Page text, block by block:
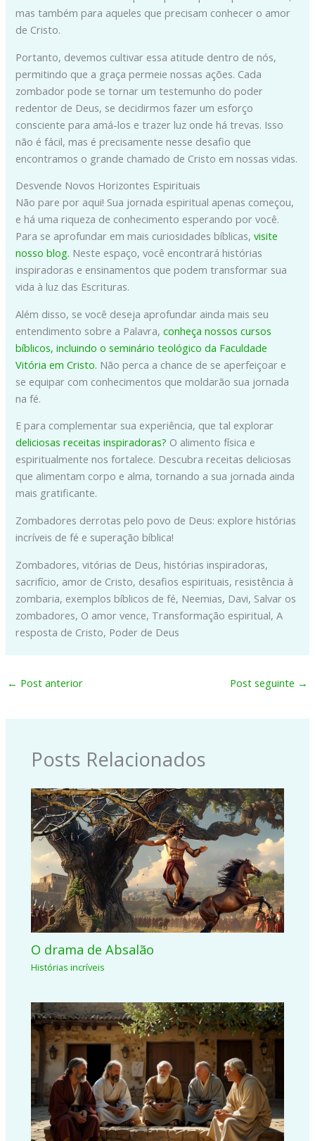
mas também para aqueles que precisam conhecer o amor
de Cristo.
Portanto, devemos cultivar essa atitude dentro de nós,
permitindo que a graça permeie nossas ações. Cada
zombador pode se tornar um testemunho do poder
redentor de Deus, se decidirmos fazer um esforço
consciente para amá-los e trazer luz onde há trevas. Isso
não é fácil, mas é precisamente nesse desafio que
encontramos o grande chamado de Cristo em nossas vidas.
Desvende Novos Horizontes Espirituais
Não pare por aqui! Sua jornada espiritual apenas começou,
e há uma riqueza de conhecimento esperando por você.
Para se aprofundar em mais curiosidades bíblicas, visite
nosso blog. Neste espaço, você encontrará histórias
inspiradoras e ensinamentos que podem transformar sua
vida à luz das Escrituras.
Além disso, se você deseja aprofundar ainda mais seu
entendimento sobre a Palavra,conheça nossos cursos
bíblicos, incluindo o seminário teológico da Faculdade
Vitória em Cristo. Não perca a chance de se aperfeiçoar e
se equipar com conhecimentos que moldarão sua jornada
na fé.
E para complementar sua experiência, que tal explorar
deliciosas receitas inspiradoras? O alimento física e
espiritualmente nos fortalece. Descubra receitas deliciosas
que alimentam corpo e alma, tornando a sua jornada ainda
mais gratificante.
Zombadores derrotas pelo povo de Deus: explore histórias
incríveis de fé e superação bíblica!
Zombadores, vitórias de Deus, histórias inspiradoras,
sacrifício, amor de Cristo, desafios espirituais, resistência à
zombaria, exemplos bíblicos de fé, Neemias, Davi, Salvar os
zombadores, O amor vence, Transformação espiritual, A
resposta de Cristo, Poder de Deus
← Post anterior Post seguinte →
Posts Relacionados
O drama de Absalão
Histórias incríveis